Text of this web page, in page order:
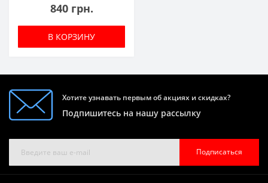
840 грн.
В КОРЗИНУ
Хотите узнавать первым об акциях и скидках?
Подпишитесь на нашу рассылку
Подписаться